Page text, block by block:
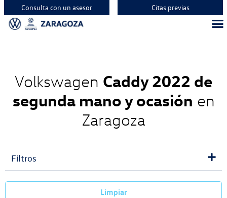
Consulta con un asesor Citas previas
Volkswagen Caddy 2022 de
segunda mano y ocasión en
Zaragoza
Filtros
Limpiar